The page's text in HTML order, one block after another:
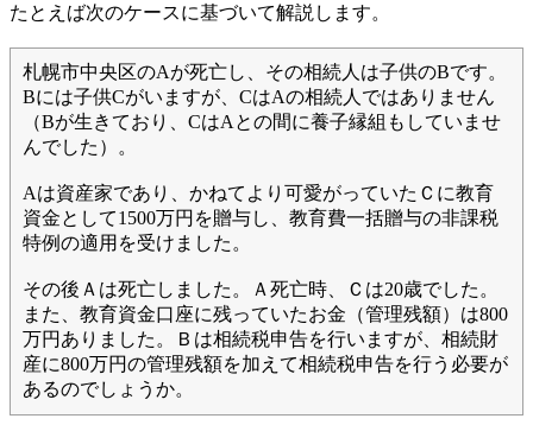
たとえば次のケースに基づいて解説します。
札幌市中央区のAが死亡し、その相続人は子供のBです。
Bには子供Cがいますが、CはAの相続人ではありません
（Bが生きており、CはAとの間に養子縁組もしていませ
んでした）。
Aは資産家であり、かねてより可愛がっていたＣに教育
資金として1500万円を贈与し、教育費一括贈与の非課税
特例の適用を受けました。
その後Ａは死亡しました。Ａ死亡時、Ｃは20歳でした。
また、教育資金口座に残っていたお金（管理残額）は800
万円ありました。Ｂは相続税申告を行いますが、相続財
産に800万円の管理残額を加えて相続税申告を行う必要が
あるのでしょうか。